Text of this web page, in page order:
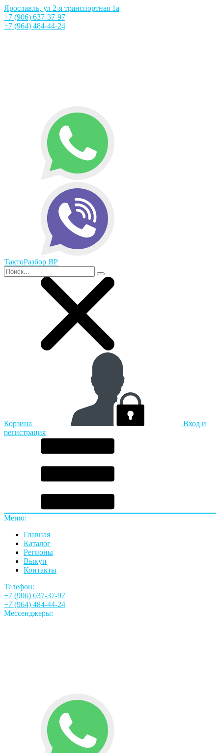
Ярославль, ул 2-я транспортная 1а
+7 (906) 637-37-97
+7 (964) 484-44-24
ТактоРазбор ЯР
Корзина
Вход и
регистрация
Меню:
Главная
Каталог
Регионы
Выкуп
Контакты
Телефон:
+7 (906) 637-37-97
+7 (964) 484-44-24
Мессенджеры: